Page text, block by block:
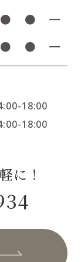
● ● ━
● ● ━
18:00
18:00
に！